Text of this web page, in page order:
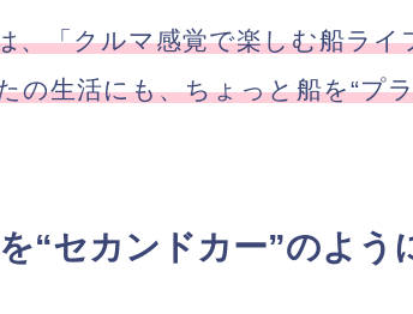
、「クルマ感覚で楽しむ船ラ
の生活にも、ちょっと船を“プ
“セカンドカー”のよう